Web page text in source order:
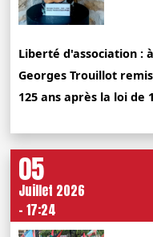
Liberté d'association :
Georges Trouillot
125 ans après la loi de
05
Juillet 2026
- 17:24